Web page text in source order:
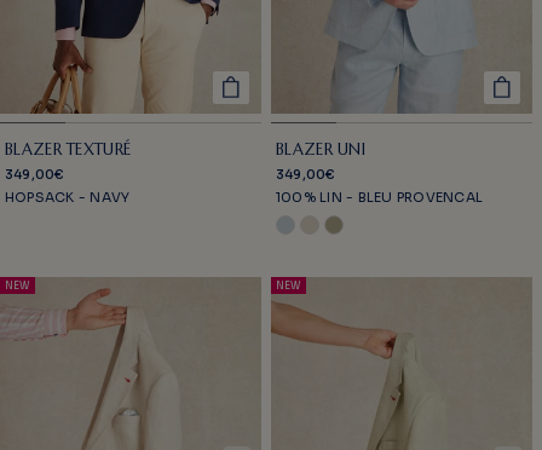
BLAZER TEXTURÉ
349,00€
HOPSACK - NAVY
BLAZER UNI
349,00€
100% LIN - BLEU PROVENCAL
NEW NEW